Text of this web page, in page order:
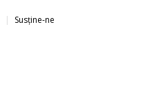
Susține-ne